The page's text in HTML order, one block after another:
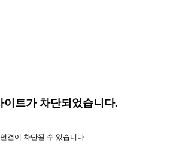
이트가 차단되었습니다.
결이 차단될 수 있습니다.